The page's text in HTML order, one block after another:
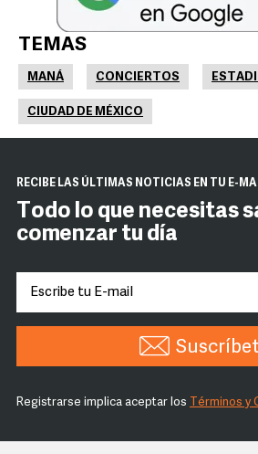
TEMAS
MANÁ CONCIERTOS
CIUDAD DE MÉXICO
RECIBE LAS ÚLTIMAS NOTICIAS EN TU E-
Todo lo que necesitas
comenzar tu día
Registrarse implica aceptar los Términos y